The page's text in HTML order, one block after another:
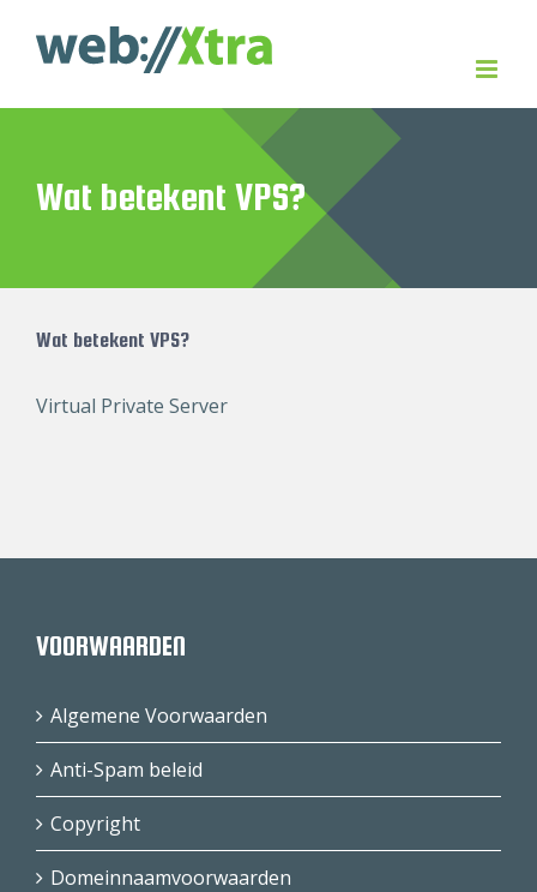
content
Wat betekent VPS?
Wat betekent VPS?
Virtual Private Server
VOORWAARDEN
Algemene Voorwaarden
Anti-Spam beleid
Copyright
Domeinnaamvoorwaarden